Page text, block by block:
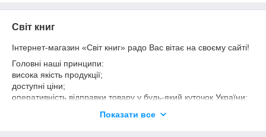
Світ книг
Інтернет-магазин «Світ книг» радо Вас вітає на своєму сайті!
Головні наші принципи:
висока якість продукції;
доступні ціни;
оперативність відправки товару у будь-який куточок України;
Показати все